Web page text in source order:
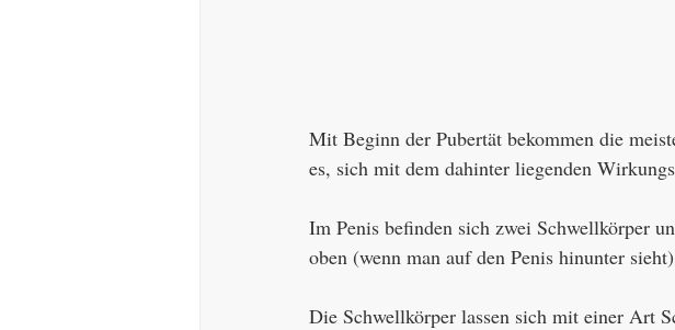
Mit Beginn der Pubertät bekommen die
es, sich mit dem dahinter liegenden
Im Penis befinden sich zwei Schwellkörper
oben (wenn man auf den Penis hinunter
Die Schwellkörper lassen sich mit einer Art